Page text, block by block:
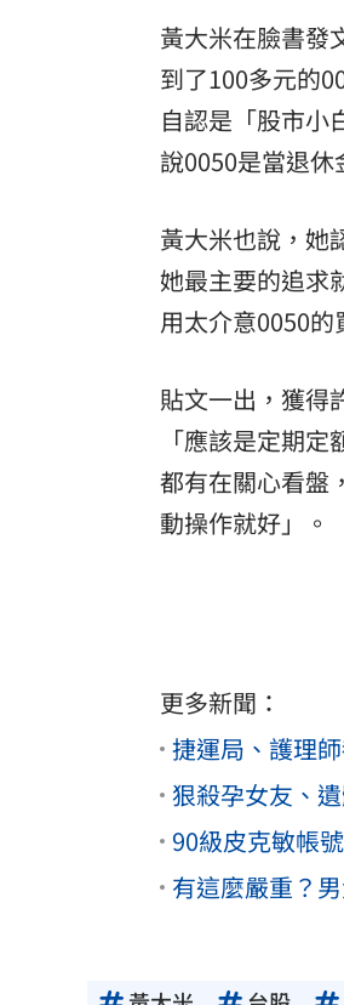
黃大米在臉書發
到了100多元的
自認是「股市小
說0050是當退休
黃大米也說，她
她最主要的追求
用太介意0050的
貼文一出，獲得
「應該是定期
都有在關心看盤
動操作就好」。
更多新聞：
捷運局、護理
狠殺孕女友、
90級皮克敏帳
有這麼嚴重？